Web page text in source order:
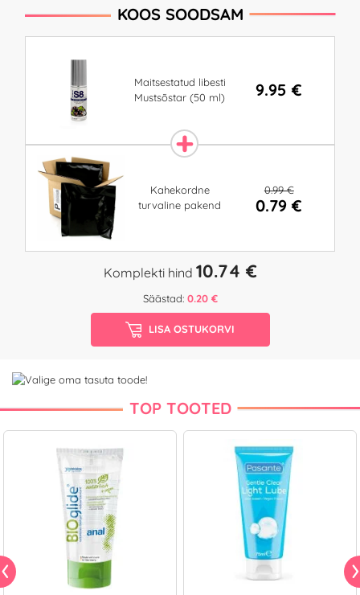
KOOS SOODSAM
Maitsestatud libesti
Mustsõstar (50 ml)
9.95 €
Kahekordne
turvaline pakend
0.99 €
0.79 €
Komplekti hind 10.74 €
Säästad: 0.20 €
LISA OSTUKORVI
TOP TOOTED